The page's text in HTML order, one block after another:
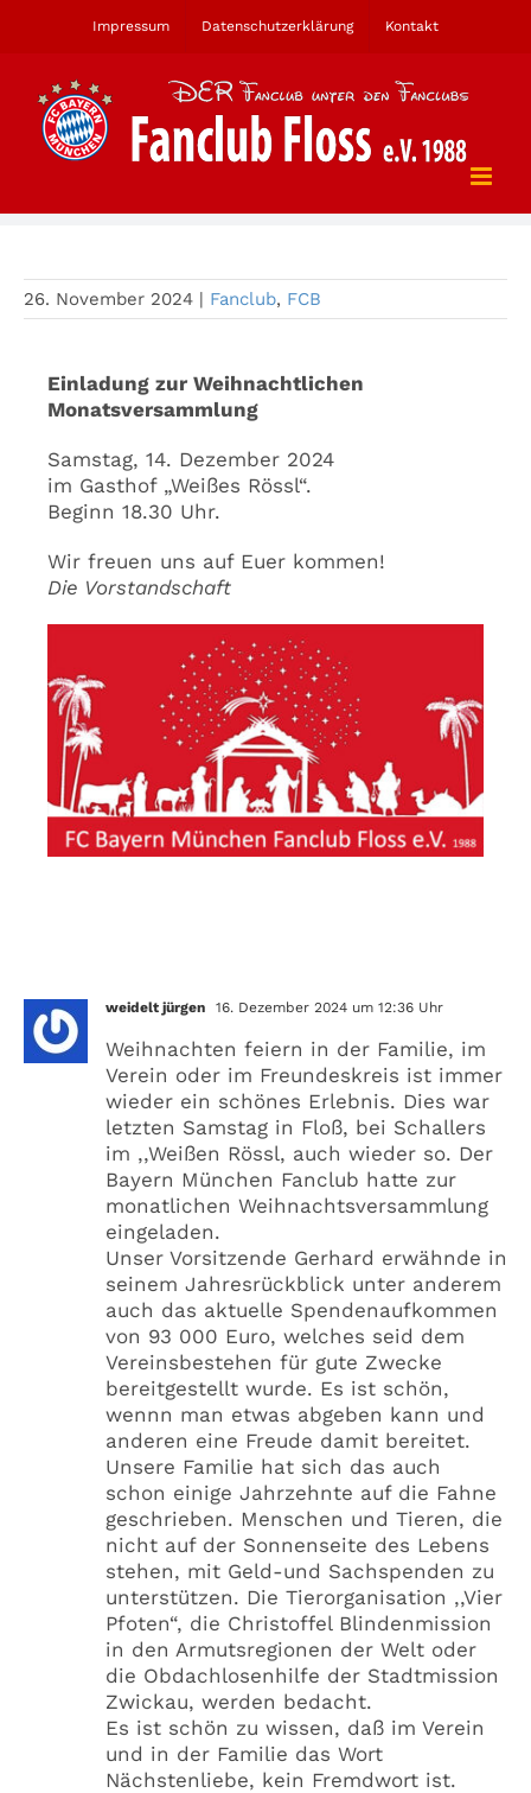
Impressum Datenschutzerklärung Kontakt
26. November 2024 | Fanclub, FCB
Einladung zur Weihnachtlichen
Monatsversammlung
Samstag, 14. Dezember 2024
im Gasthof „Weißes Rössl“.
Beginn 18.30 Uhr.
Wir freuen uns auf Euer kommen!
Die Vorstandschaft
weidelt jürgen 16. Dezember 2024 um 12:36 Uhr
Weihnachten feiern in der Familie, im
Verein oder im Freundeskreis ist immer
wieder ein schönes Erlebnis. Dies war
letzten Samstag in Floß, bei Schallers
im ,,Weißen Rössl, auch wieder so. Der
Bayern München Fanclub hatte zur
monatlichen Weihnachtsversammlung
eingeladen.
Unser Vorsitzende Gerhard erwähnde in
seinem Jahresrückblick unter anderem
auch das aktuelle Spendenaufkommen
von 93 000 Euro, welches seid dem
Vereinsbestehen für gute Zwecke
bereitgestellt wurde. Es ist schön,
wennn man etwas abgeben kann und
anderen eine Freude damit bereitet.
Unsere Familie hat sich das auch
schon einige Jahrzehnte auf die Fahne
geschrieben. Menschen und Tieren, die
nicht auf der Sonnenseite des Lebens
stehen, mit Geld-und Sachspenden zu
unterstützen. Die Tierorganisation ,,Vier
Pfoten“, die Christoffel Blindenmission
in den Armutsregionen der Welt oder
die Obdachlosenhilfe der Stadtmission
Zwickau, werden bedacht.
Es ist schön zu wissen, daß im Verein
und in der Familie das Wort
Nächstenliebe, kein Fremdwort ist.